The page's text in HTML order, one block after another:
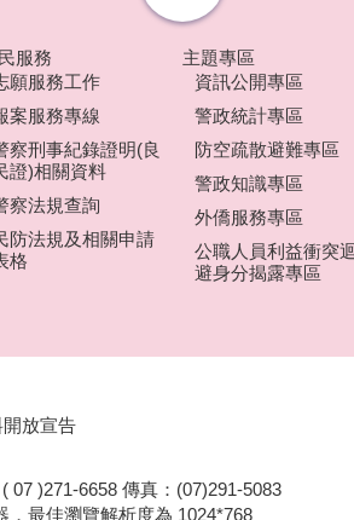
服務
願服務工作
案服務專線
察刑事紀錄證明(良
證)相關資料
察法規查詢
防法規及相關申請
格
主題專區
資訊公開專區
警政統計專區
防空疏散避難專區
警政知識專區
外僑服務專區
公職人員利益衝突迴
避身分揭露專區
放宣告
07 )271-6658 傳真：(07)291-5083
，最佳瀏覽解析度為 1024*768